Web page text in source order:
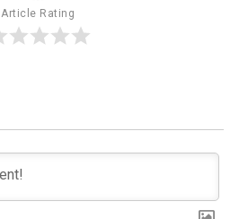
Article Rating